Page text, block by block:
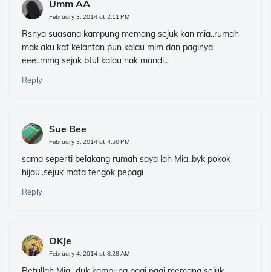
Umm AA
February 3, 2014 at 2:11 PM
Rsnya suasana kampung memang sejuk kan mia..rumah
mak aku kat kelantan pun kalau mlm dan paginya
eee..mmg sejuk btul kalau nak mandi..
Reply
Sue Bee
February 3, 2014 at 4:50 PM
sama seperti belakang rumah saya lah Mia..byk pokok
hijau..sejuk mata tengok pepagi
Reply
OKje
February 4, 2014 at 8:28 AM